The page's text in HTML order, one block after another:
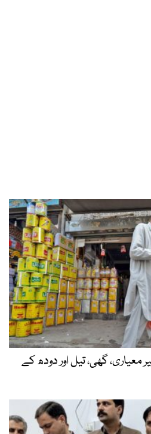
نمونے غیر معیاری، گھی، تیل اور دودھ کے